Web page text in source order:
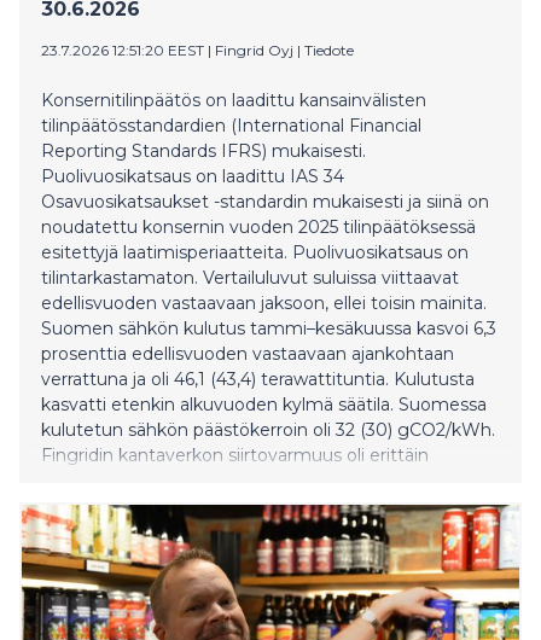
30.6.2026
23.7.2026 12:51:20 EEST | Fingrid Oyj | Tiedote
Konsernitilinpäätös on laadittu kansainvälisten
tilinpäätösstandardien (International Financial
Reporting Standards IFRS) mukaisesti.
Puolivuosikatsaus on laadittu IAS 34
Osavuosikatsaukset -standardin mukaisesti ja siinä on
noudatettu konsernin vuoden 2025 tilinpäätöksessä
esitettyjä laatimisperiaatteita. Puolivuosikatsaus on
tilintarkastamaton. Vertailuluvut suluissa viittaavat
edellisvuoden vastaavaan jaksoon, ellei toisin mainita.
Suomen sähkön kulutus tammi–kesäkuussa kasvoi 6,3
prosenttia edellisvuoden vastaavaan ajankohtaan
verrattuna ja oli 46,1 (43,4) terawattituntia. Kulutusta
kasvatti etenkin alkuvuoden kylmä säätila. Suomessa
kulutetun sähkön päästökerroin oli 32 (30) gCO2/kWh.
Fingridin kantaverkon siirtovarmuus oli erittäin
688 (572) miljoonaan euroon korkeamman
sähkönkulutuksen, kantaverkkohinnoittelun ja
tasesähkön hinnan vuoksi. Konsernin kulut ilman
hyödykejohdannaisten arvonmuutosta olivat 571 (510)
miljoonaa euroa